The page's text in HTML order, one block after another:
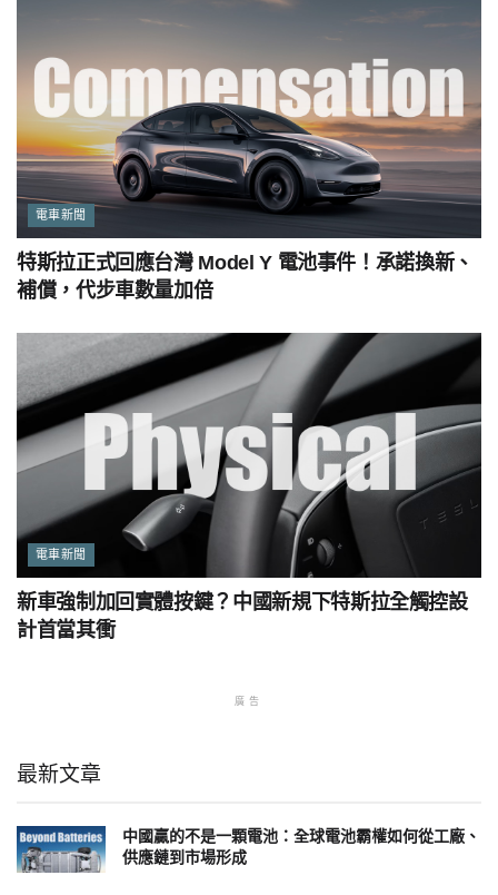
電車新聞
特斯拉正式回應台灣 Model Y 電池事件！承諾換新、
補償，代步車數量加倍
電車新聞
新車強制加回實體按鍵？中國新規下特斯拉全觸控設
計首當其衝
廣告
最新文章
中國贏的不是一顆電池：全球電池霸權如何從工廠、
供應鏈到市場形成